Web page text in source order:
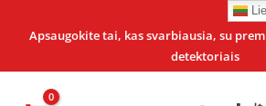
Apsaugokite tai, kas svarbiausia, su
detektoriais